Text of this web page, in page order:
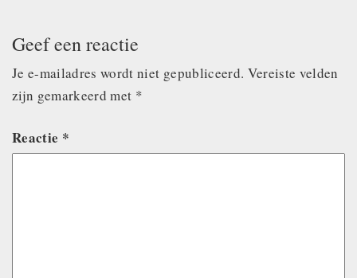
Geef een reactie
Je e-mailadres wordt niet gepubliceerd. Vereiste velden
zijn gemarkeerd met *
Reactie *